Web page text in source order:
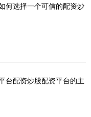
何选择一个可信的配资炒
台配资炒股配资平台的主